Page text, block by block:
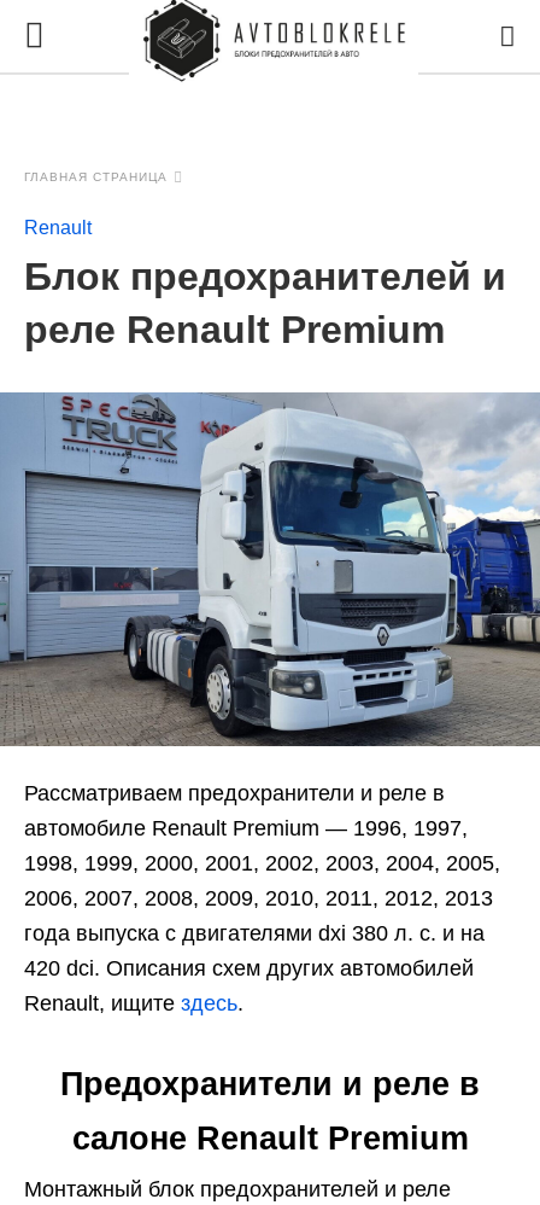
ГЛАВНАЯ СТРАНИЦА
Renault
Блок предохранителей и
реле Renault Premium
Рассматриваем предохранители и реле в
автомобиле Renault Premium — 1996, 1997,
1998, 1999, 2000, 2001, 2002, 2003, 2004, 2005,
2006, 2007, 2008, 2009, 2010, 2011, 2012, 2013
года выпуска с двигателями dxi 380 л. с. и на
420 dci. Описания схем других автомобилей
Renault, ищите здесь.
Предохранители и реле в
салоне Renault Premium
Монтажный блок предохранителей и реле